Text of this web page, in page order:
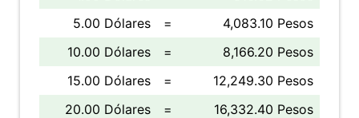
5.00 Dólares
=
4,083.10 Pesos
10.00 Dólares
=
8,166.20 Pesos
15.00 Dólares
=
12,249.30 Pesos
20.00 Dólares
=
16,332.40 Pesos